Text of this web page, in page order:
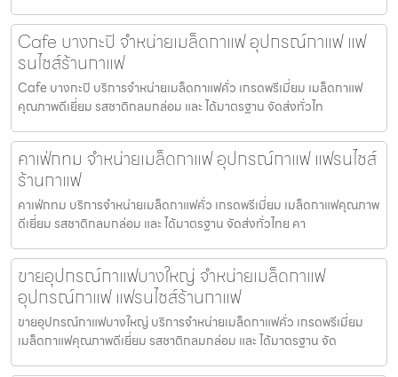
Cafe บางกะปิ จำหน่ายเมล็ดกาแฟ อุปกรณ์กาแฟ แฟ
รนไชส์ร้านกาแฟ
Cafe บางกะปิ บริการจำหน่ายเมล็ดกาแฟคั่ว เกรดพรีเมี่ยม เมล็ดกาแฟ
คุณภาพดีเยี่ยม รสชาติกลมกล่อม และ ได้มาตรฐาน จัดส่งทั่วไท
คาเฟ่กทม จำหน่ายเมล็ดกาแฟ อุปกรณ์กาแฟ แฟรนไชส์
ร้านกาแฟ
คาเฟ่กทม บริการจำหน่ายเมล็ดกาแฟคั่ว เกรดพรีเมี่ยม เมล็ดกาแฟคุณภาพ
ดีเยี่ยม รสชาติกลมกล่อม และ ได้มาตรฐาน จัดส่งทั่วไทย คา
ขายอุปกรณ์กาแฟบางใหญ่ จำหน่ายเมล็ดกาแฟ
อุปกรณ์กาแฟ แฟรนไชส์ร้านกาแฟ
ขายอุปกรณ์กาแฟบางใหญ่ บริการจำหน่ายเมล็ดกาแฟคั่ว เกรดพรีเมี่ยม
เมล็ดกาแฟคุณภาพดีเยี่ยม รสชาติกลมกล่อม และ ได้มาตรฐาน จัด